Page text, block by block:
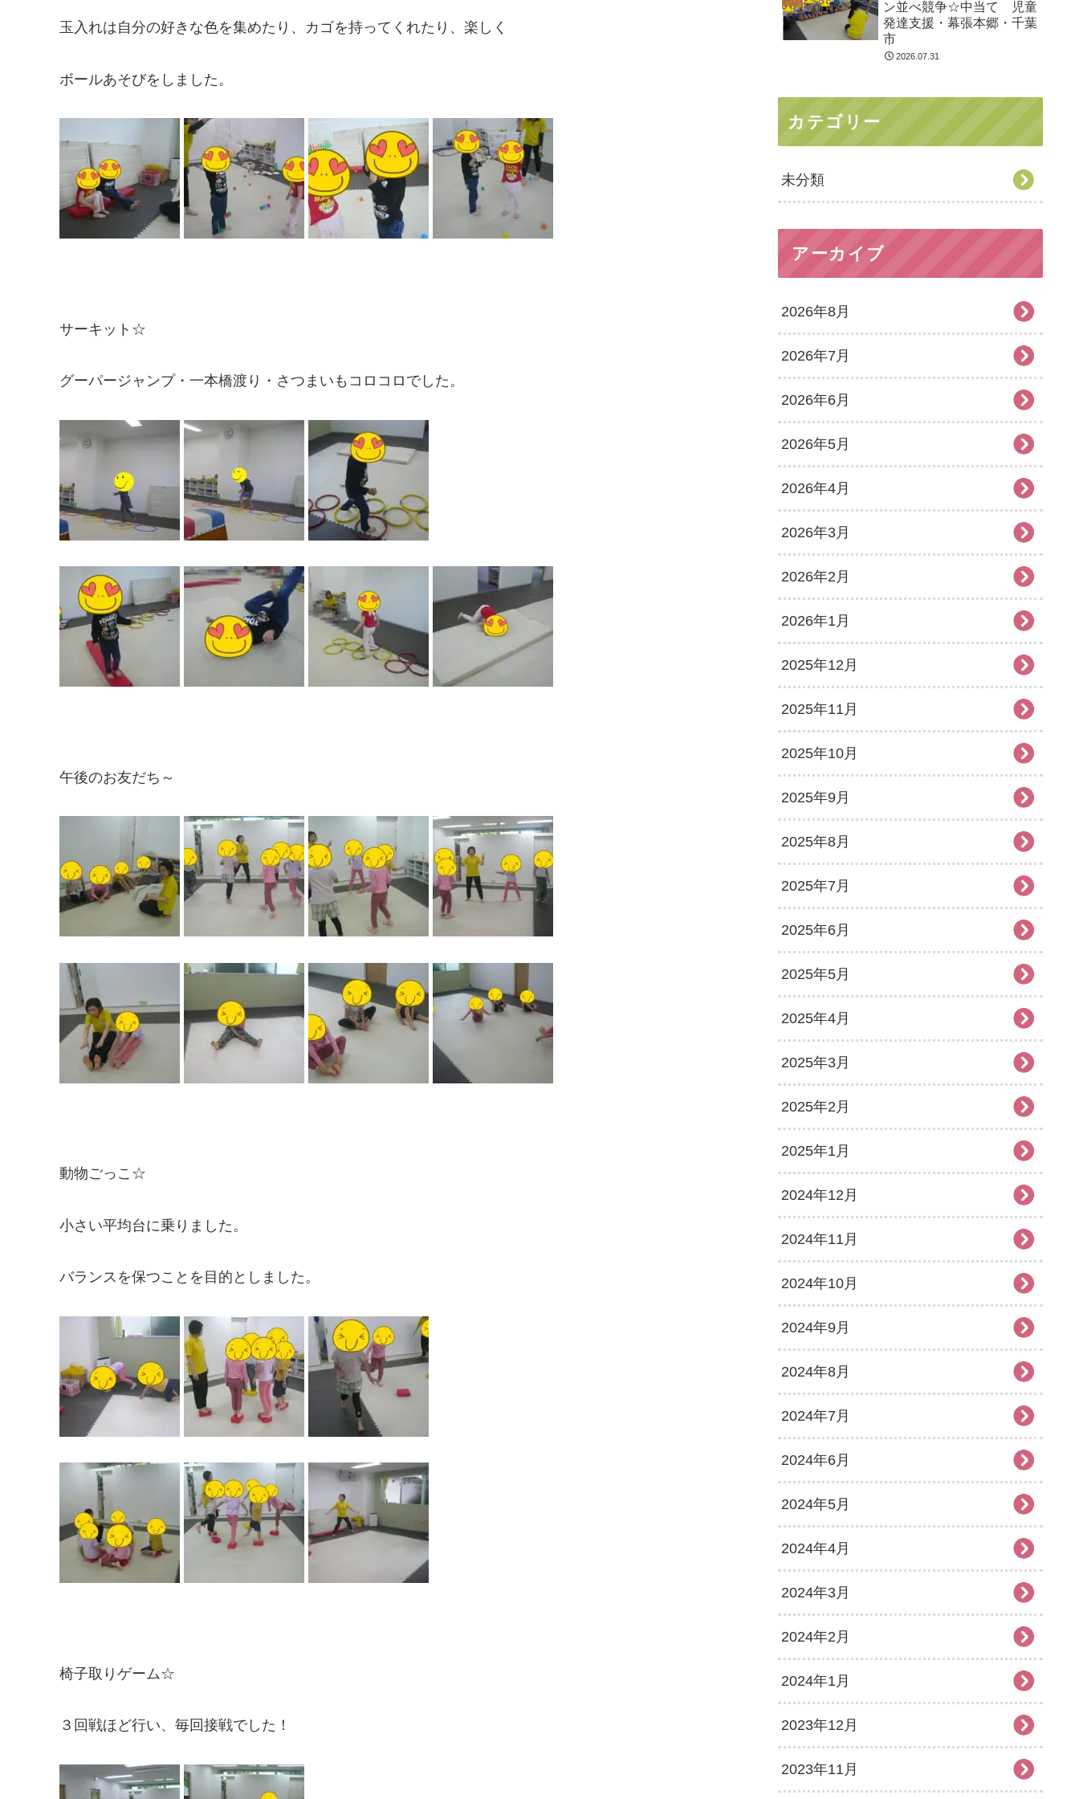
玉入れは自分の好きな色を集めたり、カゴを持ってくれたり、楽しく
ボールあそびをしました。
サーキット☆
グーパージャンプ・一本橋渡り・さつまいもコロコロでした。
午後のお友だち～
動物ごっこ☆
小さい平均台に乗りました。
バランスを保つことを目的としました。
椅子取りゲーム☆
３回戦ほど行い、毎回接戦でした！
ン並べ競争☆中当て 児童
発達支援・幕張本郷・千葉
市
2026.07.31
カテゴリー
未分類
アーカイブ
2026年8月
2026年7月
2026年6月
2026年5月
2026年4月
2026年3月
2026年2月
2026年1月
2025年12月
2025年11月
2025年10月
2025年9月
2025年8月
2025年7月
2025年6月
2025年5月
2025年4月
2025年3月
2025年2月
2025年1月
2024年12月
2024年11月
2024年10月
2024年9月
2024年8月
2024年7月
2024年6月
2024年5月
2024年4月
2024年3月
2024年2月
2024年1月
2023年12月
2023年11月